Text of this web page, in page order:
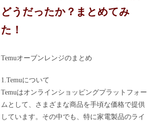
どうだったか？まとめてみ
た！
Temuオーブンレンジのまとめ
1.Temuについて
Temuはオンラインショッピングプラットフォー
ムとして、さまざまな商品を手頃な価格で提供
しています。その中でも、特に家電製品のライ